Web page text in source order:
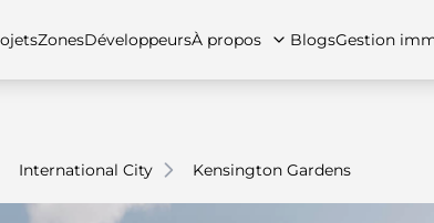
Appartements
ZonesDéveloppeursÀ propos
Contactez-nous
BlogsGestion
International City Kensington Gardens